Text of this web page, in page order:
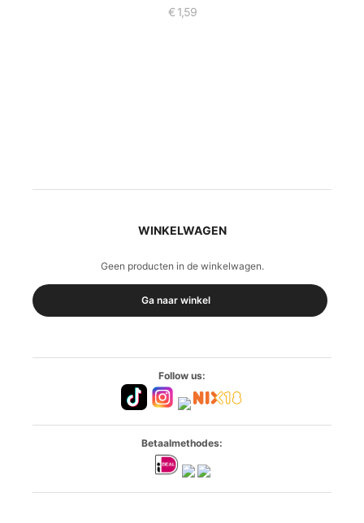
€1,59
WINKELWAGEN
Geen producten in de winkelwagen.
Ga naar winkel
Follow us:
Betaalmethodes: